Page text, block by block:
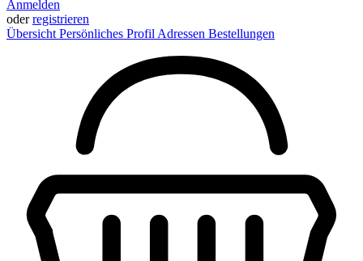
Anmelden
oderregistrieren
Übersicht Persönliches Profil Adressen Bestellungen